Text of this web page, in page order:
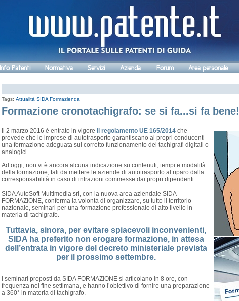
Info Patenti Normativa Servizi Azienda Forum Area personale
Tags: Attualità SIDA Formazienda
Formazione cronotachigrafo: se si fa...si fa bene!
Il 2 marzo 2016 è entrato in vigore il regolamento UE 165/2014 che
prevede che le imprese di autotrasporto garantiscano ai propri conducenti
una formazione adeguata sul corretto funzionamento dei tachigrafi digitali o
analogici.
Ad oggi, non vi è ancora alcuna indicazione su contenuti, tempi e modalità
della formazione, tali da mettere le aziende di autotrasporto al riparo dalla
corresponsabilità in caso di infrazioni commesse dai propri dipendenti.
SIDA AutoSoft Multimedia srl, con la nuova area aziendale SIDA
FORMAZIONE, conferma la volontà di organizzare, su tutto il territorio
nazionale, seminari per una formazione professionale di alto livello in
materia di tachigrafo.
Tuttavia, sinora, per evitare spiacevoli inconvenienti,
SIDA ha preferito non erogare formazione, in attesa
dell’entrata in vigore del decreto ministeriale prevista
per il prossimo settembre.
I seminari proposti da SIDA FORMAZIONE si articolano in 8 ore, con
frequenza nel fine settimana, e hanno l’obiettivo di fornire una preparazione
a 360° in materia di tachigrafo.